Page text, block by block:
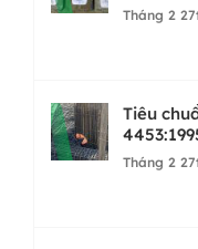
Tháng 2
Tiêu
Tháng 2